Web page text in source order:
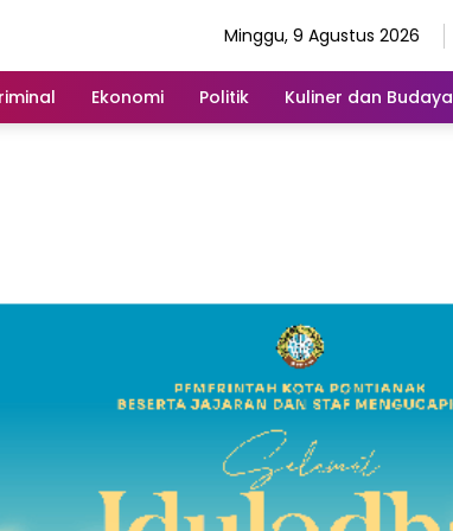
Minggu, 9 Agustus 2026
Ekonomi Politik Kuliner dan Budaya